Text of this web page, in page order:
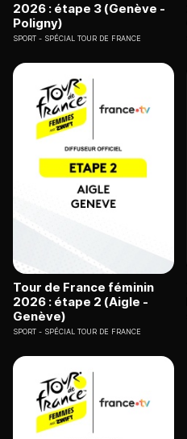
2026 : étape 3 (Genève -
Poligny)
SPORT SPÉCIAL TOUR DE FRANCE
Tour de France féminin
2026 : étape 2 (Aigle -
Genève)
SPORT SPÉCIAL TOUR DE FRANCE